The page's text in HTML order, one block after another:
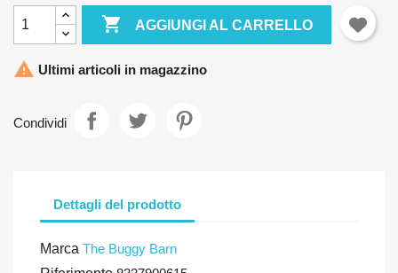
 AGGIUNGI AL CARRELLO
 Ultimi articoli in magazzino
Condividi
Dettagli del prodotto
Marca The Buggy Barn